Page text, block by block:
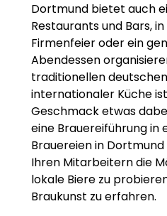
Dortmund bietet auch
Restaurants und Bars,
Firmenfeier oder ein
Abendessen
traditionellen
internationaler Küche
Geschmack etwas
eine Brauereiführung in
Brauereien in
Ihren Mitarbeitern die
lokale Biere zu
Braukunst zu erfahren.